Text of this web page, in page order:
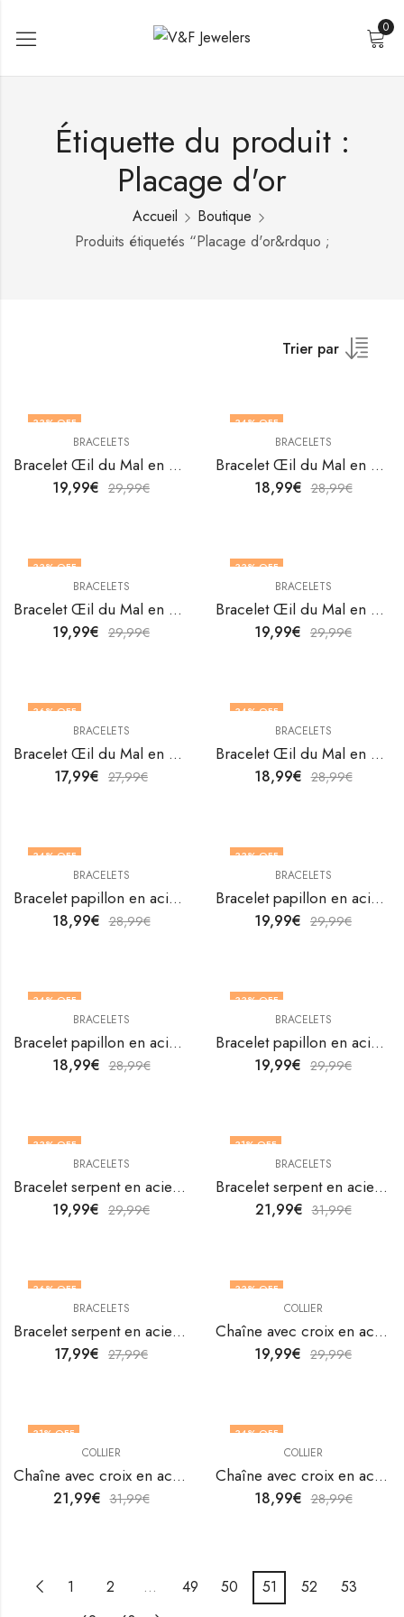
0
Étiquette du produit :
Placage d'or
Accueil
Boutique
Produits étiquetés “Placage d'or&rdquo ;
Trier par
33% OFF
BRACELETS
Bracelet Œil du Mal en acier inoxydable plaqué or 18K de V&F Jewellers
19,99€ 29,99€
34% OFF
BRACELETS
Bracelet Œil du Mal en acier inoxydable plaqué or 18K de V&F Jewellers
18,99€ 28,99€
33% OFF
BRACELETS
Bracelet Œil du Mal en acier inoxydable plaqué or 18K de V&F Jewellers
19,99€ 29,99€
33% OFF
BRACELETS
Bracelet Œil du Mal en acier inoxydable plaqué or 18K de V&F Jewellers
19,99€ 29,99€
36% OFF
BRACELETS
Bracelet Œil du Mal en acier inoxydable plaqué or 18K de V&F Jewellers
17,99€ 27,99€
34% OFF
BRACELETS
Bracelet Œil du Mal en acier inoxydable plaqué or 18K de V&F Jewellers
18,99€ 28,99€
34% OFF
BRACELETS
Bracelet papillon en acier inoxydable plaqué or 18K de V&F Jewellers
18,99€ 28,99€
33% OFF
BRACELETS
Bracelet papillon en acier inoxydable plaqué or 18K de V&F Jewellers
19,99€ 29,99€
34% OFF
BRACELETS
Bracelet papillon en acier inoxydable plaqué or 18K de V&F Jewellers
18,99€ 28,99€
33% OFF
BRACELETS
Bracelet papillon en acier inoxydable plaqué or 18K de V&F Jewellers
19,99€ 29,99€
33% OFF
BRACELETS
Bracelet serpent en acier inoxydable plaqué or 18K de V&F Jewellers
19,99€ 29,99€
31% OFF
BRACELETS
Bracelet serpent en acier inoxydable plaqué or 18K par V&F Jewellers
21,99€ 31,99€
36% OFF
BRACELETS
Bracelet serpent en acier inoxydable plaqué or 18K par V&F Jewellers
17,99€ 27,99€
33% OFF
COLLIER
Chaîne avec croix en acier inoxydable plaqué or 18K par V&F Jewellers
19,99€ 29,99€
31% OFF
COLLIER
Chaîne avec croix en acier inoxydable plaqué or 18K par V&F Jewellers
21,99€ 31,99€
34% OFF
COLLIER
Chaîne avec croix en acier inoxydable plaqué or 18K par V&F Jewellers
18,99€ 28,99€
1 2 … 49 50 51 52
53